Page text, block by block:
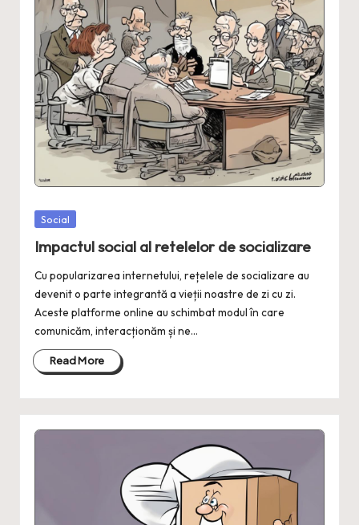
Posted
Social
Impactul social al retelelor de socializare
Cu popularizarea internetului, rețelele de socializare au
devenit o parte integrantă a vieții noastre de zi cu zi.
Aceste platforme online au schimbat modul în care
comunicăm, interacționăm și ne…
Read More